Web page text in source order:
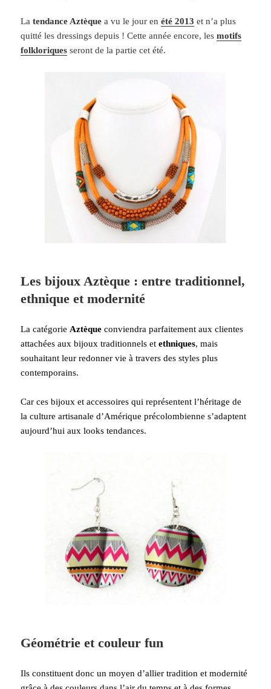
La tendance Aztèque a vu le jour enété 2013 et n’a plus
quitté les dressings depuis ! Cette année encore, lesmotifs
folkloriques seront de la partie cet été.
Les bijoux Aztèque : entre traditionnel,
ethnique et modernité
La catégorie Aztèque conviendra parfaitement aux clientes
attachées aux bijoux traditionnels etethniques, mais
souhaitant leur redonner vie à travers des styles plus
contemporains.
Car ces bijoux et accessoires qui représentent l’héritage de
la culture artisanale d’Amérique précolombienne s’adaptent
aujourd’hui aux looks tendances.
Géométrie et couleur fun
Ils constituent donc un moyen d’allier tradition et modernité